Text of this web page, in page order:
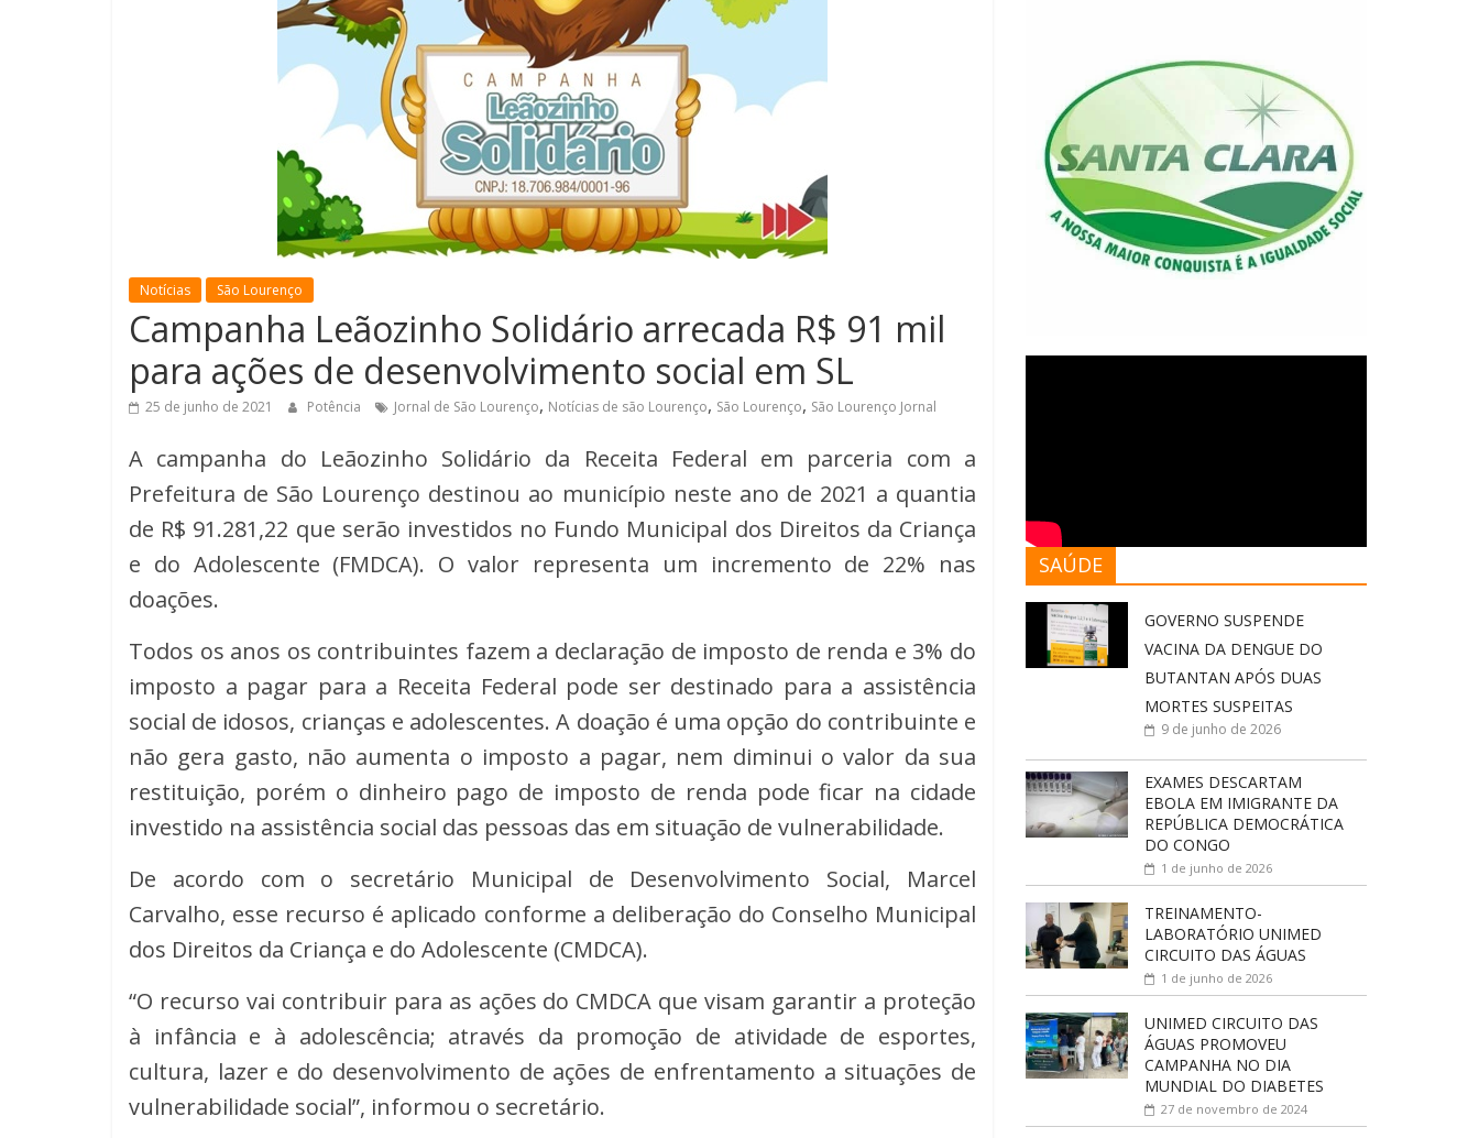
Notícias São Lourenço
Campanha Leãozinho Solidário arrecada R$ 91 mil
para ações de desenvolvimento social em SL
25 de junho de 2021 Potência Jornal de São Lourenço, Notícias de são Lourenço, São Lourenço, São Lourenço Jornal
A campanha do Leãozinho Solidário da Receita Federal em parceria com a
Prefeitura de São Lourenço destinou ao município neste ano de 2021 a quantia
de R$ 91.281,22 que serão investidos no Fundo Municipal dos Direitos da Criança
e do Adolescente (FMDCA). O valor representa um incremento de 22% nas
doações.
Todos os anos os contribuintes fazem a declaração de imposto de renda e 3% do
imposto a pagar para a Receita Federal pode ser destinado para a assistência
social de idosos, crianças e adolescentes. A doação é uma opção do contribuinte e
não gera gasto, não aumenta o imposto a pagar, nem diminui o valor da sua
restituição, porém o dinheiro pago de imposto de renda pode ficar na cidade
investido na assistência social das pessoas das em situação de vulnerabilidade.
De acordo com o secretário Municipal de Desenvolvimento Social, Marcel
Carvalho, esse recurso é aplicado conforme a deliberação do Conselho Municipal
dos Direitos da Criança e do Adolescente (CMDCA).
“O recurso vai contribuir para as ações do CMDCA que visam garantir a proteção
à infância e à adolescência; através da promoção de atividade de esportes,
cultura, lazer e do desenvolvimento de ações de enfrentamento a situações de
vulnerabilidade social”, informou o secretário.
SAÚDE
GOVERNO SUSPENDE
VACINA DA DENGUE DO
BUTANTAN APÓS DUAS
MORTES SUSPEITAS
9 de junho de 2026
EXAMES DESCARTAM
EBOLA EM IMIGRANTE DA
REPÚBLICA DEMOCRÁTICA
DO CONGO
1 de junho de 2026
TREINAMENTO-
LABORATÓRIO UNIMED
CIRCUITO DAS ÁGUAS
1 de junho de 2026
UNIMED CIRCUITO DAS
ÁGUAS PROMOVEU
CAMPANHA NO DIA
MUNDIAL DO DIABETES
27 de novembro de 2024